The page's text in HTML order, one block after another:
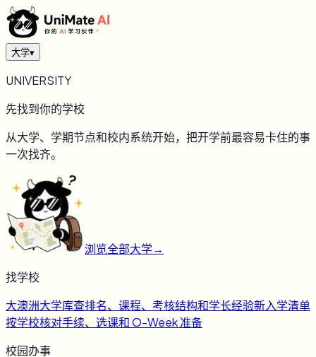
大学▾
UNIVERSITY
先找到你的学校
从大学、学期节点和校内系统开始，把开学前最容易卡住的事
一次找齐。
浏览全部大学→
找学校
大澳洲大学库查排名、课程、考核结构和学长经验新入学清单
按学校核对手续、选课和 O-Week 准备
校园办事